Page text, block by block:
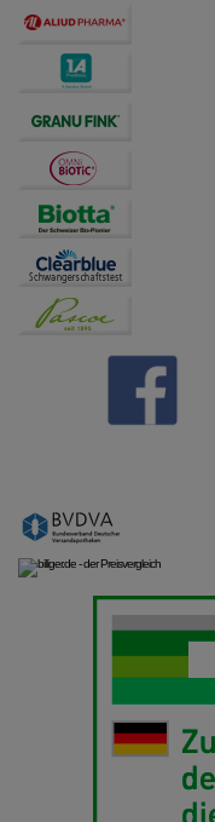
Informationen über
unserer Website
Website weiter für
Drittseiten
Dritte wie z.B.
übertragen werden.